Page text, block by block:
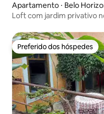
Apartamento ⋅ Belo
Loft com jardim privativo
Preferido dos hóspedes
Preferido dos hóspedes